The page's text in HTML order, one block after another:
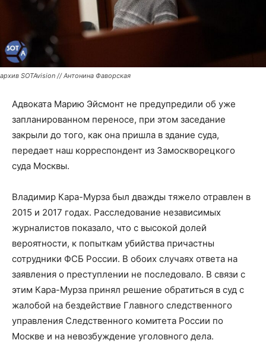
архив SOTAvision // Антонина Фаворская
Адвоката Марию Эйсмонт не предупредили об уже
запланированном переносе, при этом заседание
закрыли до того, как она пришла в здание суда,
передает наш корреспондент из Замоскворецкого
суда Москвы.
Владимир Кара-Мурза был дважды тяжело отравлен в
2015 и 2017 годах. Расследование независимых
журналистов показало, что с высокой долей
вероятности, к попыткам убийства причастны
сотрудники ФСБ России. В обоих случаях ответа на
заявления о преступлении не последовало. В связи с
этим Кара-Мурза принял решение обратиться в суд с
жалобой на бездействие Главного следственного
управления Следственного комитета России по
Москве и на невозбуждение уголовного дела.